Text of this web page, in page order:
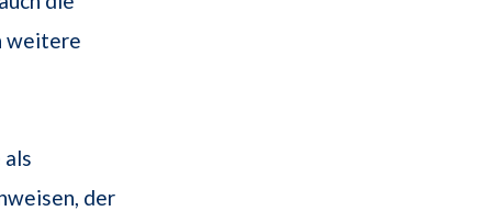
weitere
der